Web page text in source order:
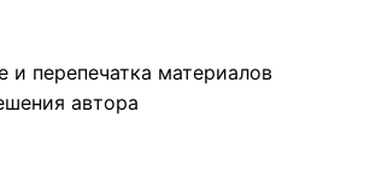
и перепечатка материалов
автора